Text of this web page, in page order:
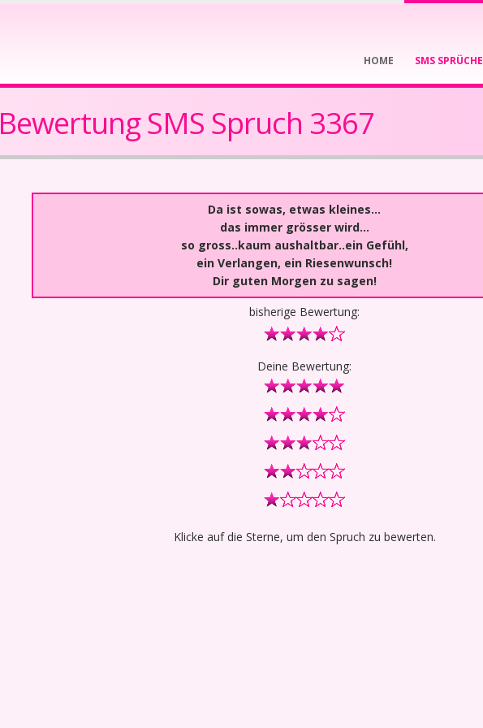
HOME SMS SPRÜCHE
Bewertung SMS Spruch 3367
Da ist sowas, etwas kleines...
das immer grösser wird...
so gross..kaum aushaltbar..ein Gefühl,
ein Verlangen, ein Riesenwunsch!
Dir guten Morgen zu sagen!
bisherige Bewertung:
Deine Bewertung:
Klicke auf die Sterne, um den Spruch zu bewerten.